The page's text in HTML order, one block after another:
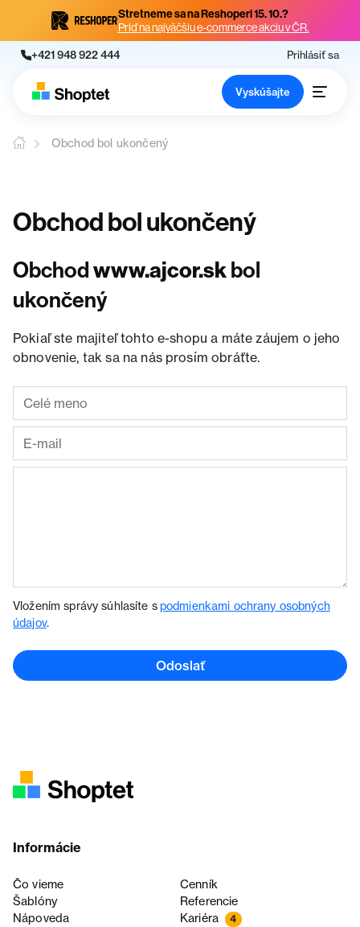
Stretneme sa na Reshoperi 15. 10.?
Príď na najväčšiu e-commerce akciu v ČR.
+421 948 922 444 Prihlásiť sa
Vyskúšajte
Obchod bol ukončený
Obchod bol ukončený
Obchodwww.ajcor.skbol
ukončený
Pokiaľ ste majiteľ tohto e-shopu a máte záujem o jeho
obnovenie, tak sa na nás prosím obráťte.
Vložením správy súhlasíte spodmienkami ochrany osobných
údajov.
Odoslať
Informácie
Čo vieme
Cenník
Šablóny
Referencie
Nápoveda
Kariéra 4